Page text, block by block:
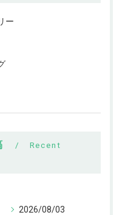
ー
Recent
2026/08/03